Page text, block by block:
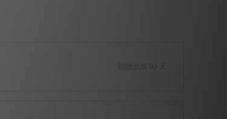
回饋效期 90 天